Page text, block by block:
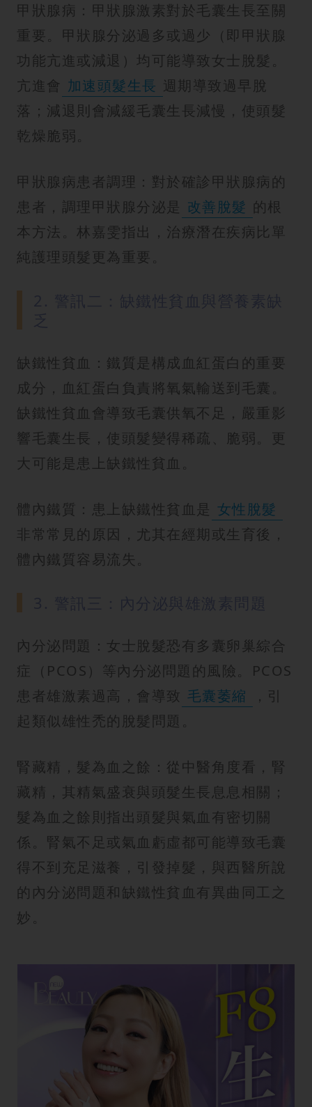
甲狀腺病：甲狀腺激素對於毛囊生長至關
重要。甲狀腺分泌過多或過少（即甲狀腺
功能亢進或減退）均可能導致女士脫髮。
亢進會 加速頭髮生長 週期導致過早脫
落；減退則會減緩毛囊生長減慢，使頭髮
乾燥脆弱。
甲狀腺病患者調理：對於確診甲狀腺病的
患者，調理甲狀腺分泌是 改善脫髮 的根
本方法。林嘉雯指出，治療潛在疾病比單
純護理頭髮更為重要。
缺鐵性貧血：鐵質是構成血紅蛋白的重要
成分，血紅蛋白負責將氧氣輸送到毛囊。
缺鐵性貧血會導致毛囊供氧不足，嚴重影
響毛囊生長，使頭髮變得稀疏、脆弱。更
大可能是患上缺鐵性貧血。
體內鐵質：患上缺鐵性貧血是 女性脫髮
非常常見的原因，尤其在經期或生育後，
體內鐵質容易流失。
內分泌問題：女士脫髮恐有多囊卵巢綜合
症（PCOS）等內分泌問題的風險。PCOS
患者雄激素過高，會導致 毛囊萎縮
，引
起類似雄性禿的脫髮問題。
腎藏精，髮為血之餘：從中醫角度看，腎
藏精，其精氣盛衰與頭髮生長息息相關；
髮為血之餘則指出頭髮與氣血有密切關
係。腎氣不足或氣血虧虛都可能導致毛囊
得不到充足滋養，引發掉髮，與西醫所說
的內分泌問題和缺鐵性貧血有異曲同工之
妙。